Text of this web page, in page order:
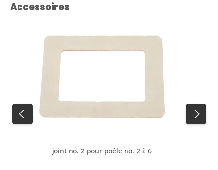
Ignorer la galerie de produits
Accessoires
joint no. 2 pour poêle no. 2 à 6